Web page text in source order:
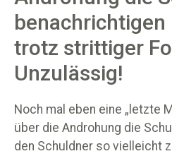
benachrichtigen
trotz strittiger
Unzulässig!
Noch mal eben eine „letzte
über die Androhung die
den Schuldner so vielleicht